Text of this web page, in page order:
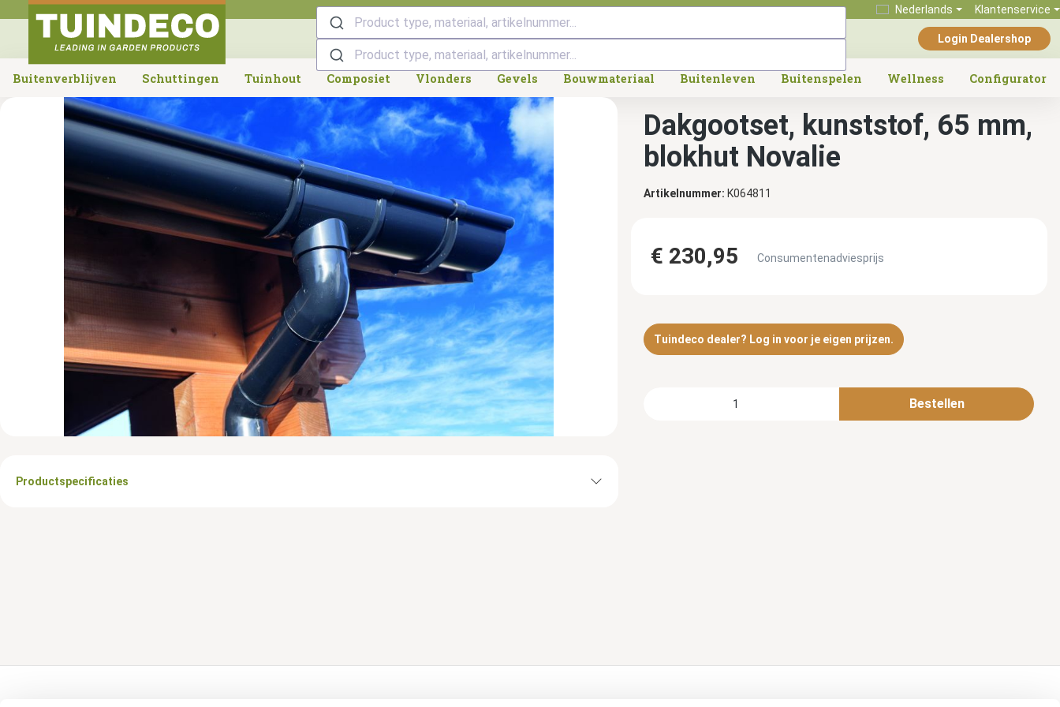
search Skip to main navigation
Nederlands Klantenservice
Product type, materiaal, artikelnummer...
Login Dealershop
Buitenverblijven Schuttingen Tuinhout Composiet Vlonders Gevels Bouwmateriaal Buitenleven Buitenspelen Wellness Configurator
Productspecificaties
Dakgootset, kunststof, 65 mm,
blokhut Novalie
Artikelnummer: K064811
€ 230,95 Consumentenadviesprijs
Tuindeco dealer? Log in voor je eigen prijzen.
Bestellen